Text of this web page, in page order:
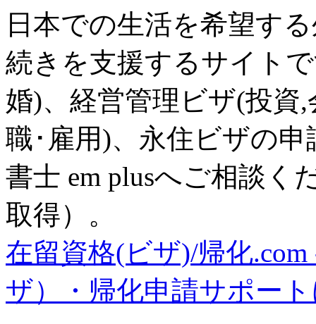
日本での生活を希望す
続きを支援するサイト
婚)、経営管理ビザ(投資
職･雇用)、永住ビザの
書士 em plusへご相談く
取得）。
在留資格(ビザ)/帰化
ザ）・帰化申請サポー